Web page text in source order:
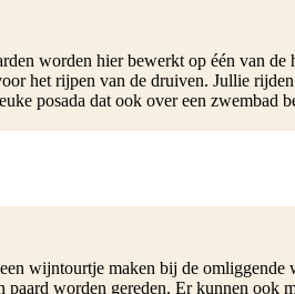
worden hier bewerkt op één van de
het rijpen van de druiven. Jullie
posada dat ook over een zwembad
wijntourtje maken bij de
worden gereden. Er kunnen ook